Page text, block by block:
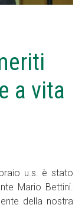
a vita
u.s. è stato
Mario Bettini.
della nostra